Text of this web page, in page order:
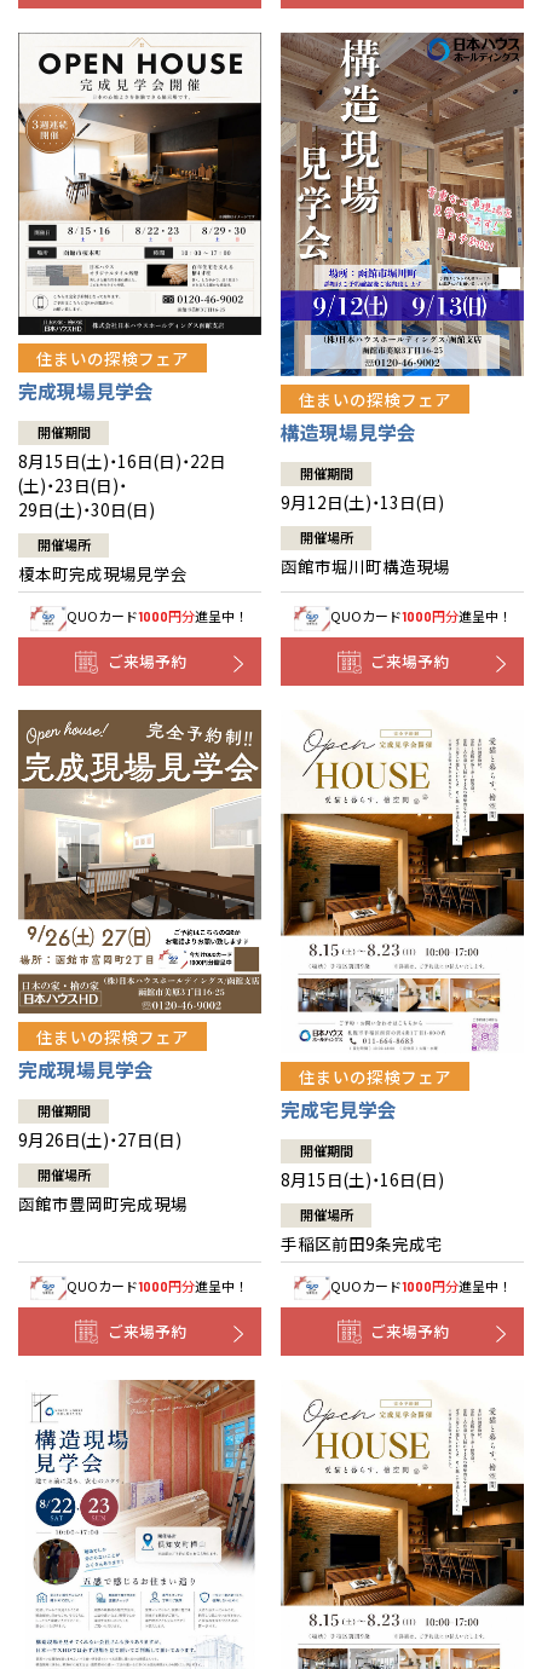
IR情報
木材調達指針
グループ会社紹介
CMギャラリー
採用情報
住まいの探検フェア
完成現場見学会
開催期間
8月15日(土)・16日(日)・22日
(土)・23日(日)・
29日(土)・30日(日)
開催場所
榎本町完成現場見学会
QUOカード1000円分進呈中！
ご来場予約
住まいの探検フェア
構造現場見学会
開催期間
9月12日(土)・13日(日)
開催場所
函館市堀川町構造現場
QUOカード1000円分進呈中！
ご来場予約
住まいの探検フェア
完成現場見学会
開催期間
9月26日(土)・27日(日)
開催場所
函館市豊岡町完成現場
QUOカード1000円分進呈中！
ご来場予約
住まいの探検フェア
完成宅見学会
開催期間
8月15日(土)・16日(日)
開催場所
手稲区前田9条完成宅
QUOカード1000円分進呈中！
ご来場予約
全国の展示場
北海道
札幌
東北
お近くのイベント
北海道
札幌
札幌
小樽
東北